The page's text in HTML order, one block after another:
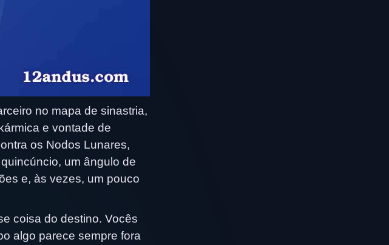
no mapa de sinastria,
e vontade de
os Nodos Lunares,
um ângulo de
e, às vezes, um pouco
coisa do destino. Vocês
algo parece sempre fora